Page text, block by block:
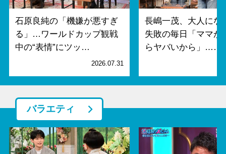
石原良純の「機嫌が悪すぎ
る」…ワールドカップ観戦
中の“表情”にツッ…
2026.07.31
長嶋一茂、大人にな
失敗の毎日「ママが
らヤバいから」……
バラエティ